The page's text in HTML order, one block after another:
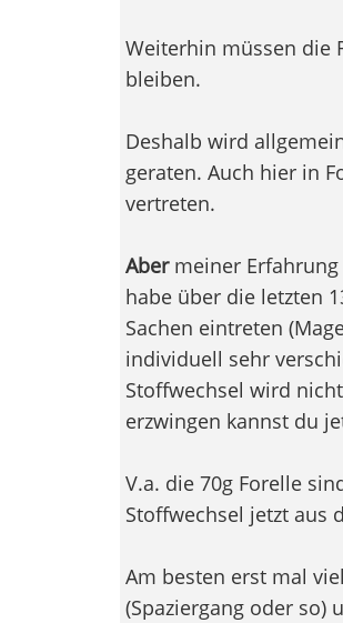
Weiterhin müssen die
bleiben.
Deshalb wird
geraten. Auch hier in
vertreten.
Abermeiner Erfahrung
habe über die letzten
Sachen eintreten
individuell sehr
Stoffwechsel wird
erzwingen kannst du
V.a. die 70g Forelle
Stoffwechsel jetzt aus
Am besten erst mal
(Spaziergang oder so)